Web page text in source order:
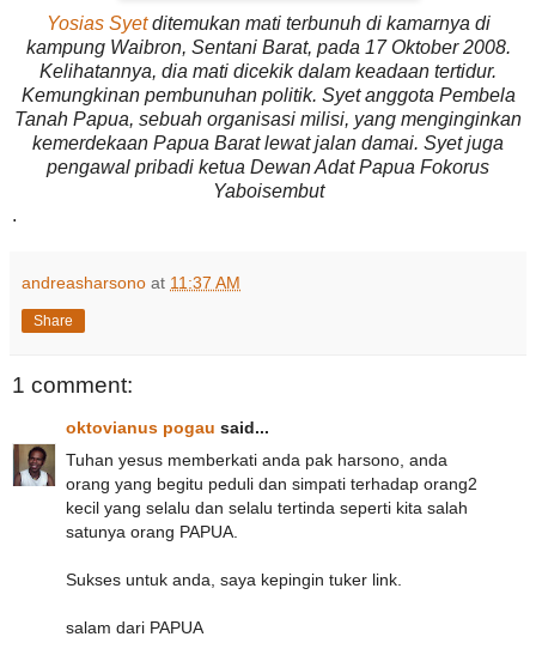
Yosias Syetditemukan mati terbunuh di kamarnya di
kampung Waibron, Sentani Barat, pada 17 Oktober 2008.
Kelihatannya, dia mati dicekik dalam keadaan tertidur.
Kemungkinan pembunuhan politik. Syet anggota Pembela
Tanah Papua, sebuah organisasi milisi, yang menginginkan
kemerdekaan Papua Barat lewat jalan damai. Syet juga
pengawal pribadi ketua Dewan Adat Papua Fokorus
Yaboisembut
.
andreasharsono at 11:37 AM
Share
1 comment:
oktovianus pogau said...
Tuhan yesus memberkati anda pak harsono, anda
orang yang begitu peduli dan simpati terhadap orang2
kecil yang selalu dan selalu tertinda seperti kita salah
satunya orang PAPUA.
Sukses untuk anda, saya kepingin tuker link.
salam dari PAPUA